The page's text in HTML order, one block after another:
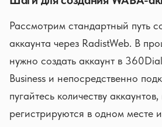
Рассмотрим стандартный путь
аккаунта через RadistWeb. В
нужно создать аккаунт в
Business и непосредственно
пугайтесь количеству
регистрируются в одном месте